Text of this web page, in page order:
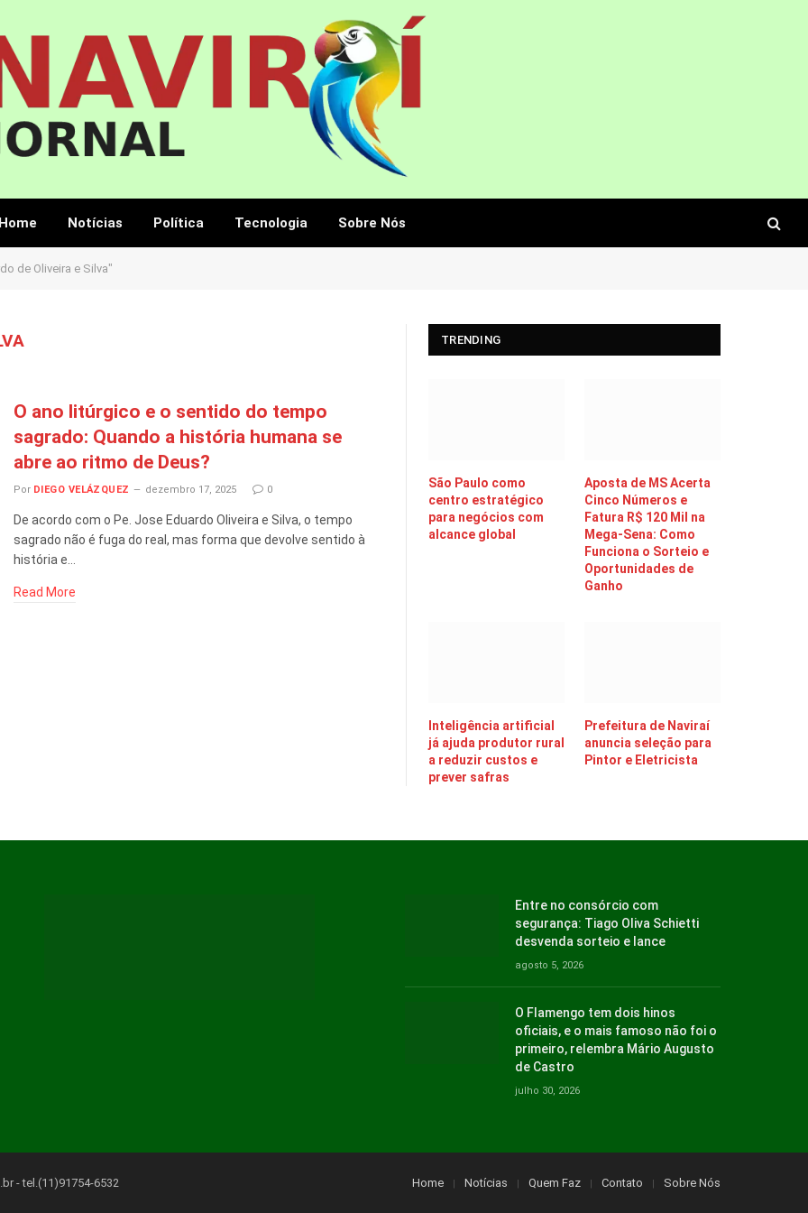
Home Notícias Política Tecnologia Sobre Nós
de Oliveira e Silva"
O ano litúrgico e o sentido do tempo
sagrado: Quando a história humana se
abre ao ritmo de Deus?
Por DIEGO VELÁZQUEZ dezembro 17, 2025 0
De acordo com o Pe. Jose Eduardo Oliveira e Silva, o tempo
sagrado não é fuga do real, mas forma que devolve sentido à
história e…
Read More
TRENDING
São Paulo como
centro estratégico
para negócios com
alcance global
Aposta de MS Acerta
Cinco Números e
Fatura R$ 120 Mil na
Mega-Sena: Como
Funciona o Sorteio e
Oportunidades de
Ganho
Inteligência artificial
já ajuda produtor rural
a reduzir custos e
prever safras
Prefeitura de Naviraí
anuncia seleção para
Pintor e Eletricista
Entre no consórcio com
segurança: Tiago Oliva Schietti
desvenda sorteio e lance
agosto 5, 2026
O Flamengo tem dois hinos
oficiais, e o mais famoso não foi o
primeiro, relembra Mário Augusto
de Castro
julho 30, 2026
- tel.(11)91754-6532 Home Notícias Quem Faz Contato Sobre Nós